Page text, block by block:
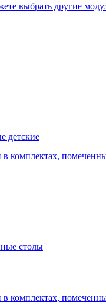
выбрать другие
детские
комплектах,
столы
комплектах,